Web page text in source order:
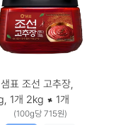
샘표 조선 고추장,
2kg, 1개 2kg × 1개
(100g당 715원)